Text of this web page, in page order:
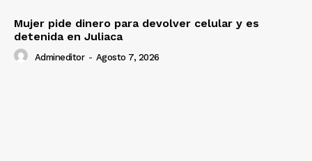
Mujer pide dinero para devolver celular y es
detenida en Juliaca
Admineditor - Agosto 7, 2026